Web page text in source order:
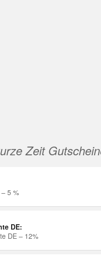
Zeit
5 %
DE:
DE – 12%